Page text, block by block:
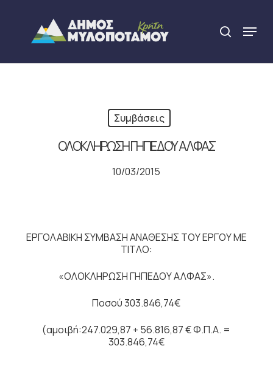
content
search
Menu
Συμβάσεις
ΟΛΟΚΛΗΡΩΣΗ ΓΗΠΕΔΟΥ ΑΛΦΑΣ
10/03/2015
ΕΡΓΟΛΑΒΙΚΗ ΣΥΜΒΑΣΗ ΑΝΑΘΕΣΗΣ ΤΟΥ ΕΡΓΟΥ ΜΕ
ΤΙΤΛΟ:
«ΟΛΟΚΛΗΡΩΣΗ ΓΗΠΕΔΟΥ ΑΛΦΑΣ».
Ποσού 303.846,74€
(αμοιβή:247.029,87 + 56.816,87 € Φ.Π.Α. =
303.846,74€
Close